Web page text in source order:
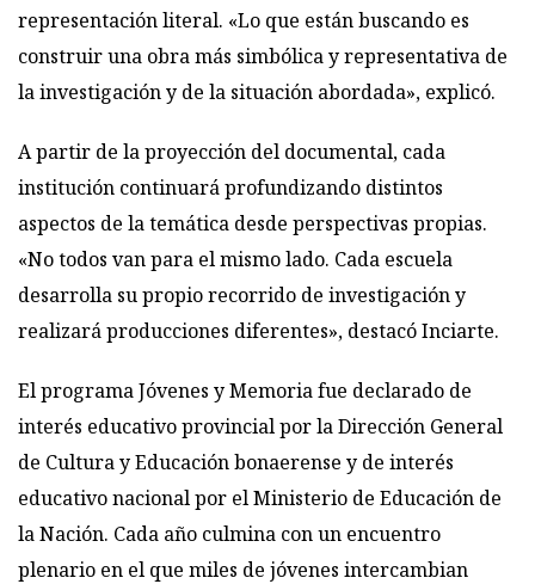
representación literal. «Lo que están buscando es
construir una obra más simbólica y representativa de
la investigación y de la situación abordada», explicó.
A partir de la proyección del documental, cada
institución continuará profundizando distintos
aspectos de la temática desde perspectivas propias.
«No todos van para el mismo lado. Cada escuela
desarrolla su propio recorrido de investigación y
realizará producciones diferentes», destacó Inciarte.
El programa Jóvenes y Memoria fue declarado de
interés educativo provincial por la Dirección General
de Cultura y Educación bonaerense y de interés
educativo nacional por el Ministerio de Educación de
la Nación. Cada año culmina con un encuentro
plenario en el que miles de jóvenes intercambian